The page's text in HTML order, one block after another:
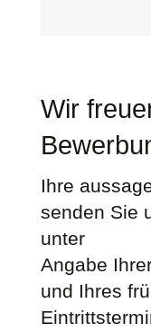
Wir
Ihre
senden Sie
unter
Angabe
und Ihres